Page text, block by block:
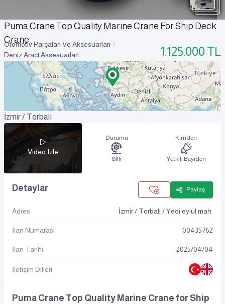
Puma Crane Top Quality Marine Crane For Ship Deck
Crane
Otomotiv Parçaları Ve Aksesuarları
Deniz Aracı Aksesuarları
1.125.000 TL
İzmir / Torbalı
Video Izle
Durumu
Sıfır
Kimden
Yetkili Bayiden
Detaylar Paylaş
Adres İzmir / Torbalı / Yedi eylül mah.
İlan Numarası 00435762
İlan Tarihi 2025/04/04
İletişim Dilleri
Puma Crane Top Quality Marine Crane for Ship